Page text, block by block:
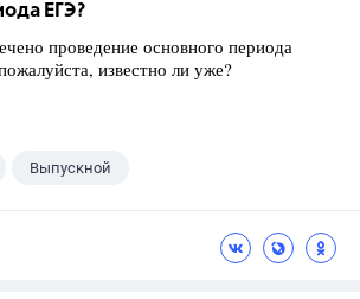
ЕГЭ?
проведение основного периода
известно ли уже?
Выпускной